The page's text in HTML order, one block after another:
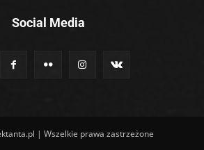
Social Media
| Wszelkie prawa zastrzeżone